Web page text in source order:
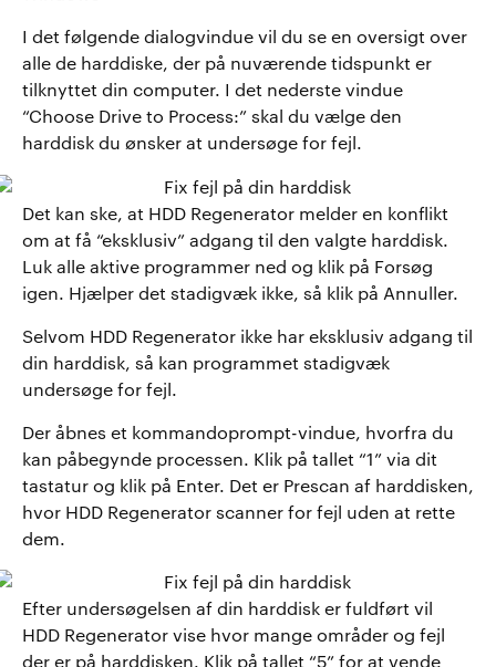
I det følgende dialogvindue vil du se en oversigt over
alle de harddiske, der på nuværende tidspunkt er
tilknyttet din computer. I det nederste vindue
“Choose Drive to Process:” skal du vælge den
harddisk du ønsker at undersøge for fejl.
Det kan ske, at HDD Regenerator melder en konflikt
om at få “eksklusiv” adgang til den valgte harddisk.
Luk alle aktive programmer ned og klik på Forsøg
igen. Hjælper det stadigvæk ikke, så klik på Annuller.
Selvom HDD Regenerator ikke har eksklusiv adgang til
din harddisk, så kan programmet stadigvæk
undersøge for fejl.
Der åbnes et kommandoprompt-vindue, hvorfra du
kan påbegynde processen. Klik på tallet “1” via dit
tastatur og klik på Enter. Det er Prescan af harddisken,
hvor HDD Regenerator scanner for fejl uden at rette
dem.
Efter undersøgelsen af din harddisk er fuldført vil
HDD Regenerator vise hvor mange områder og fejl
der er på harddisken. Klik på tallet “5” for at vende